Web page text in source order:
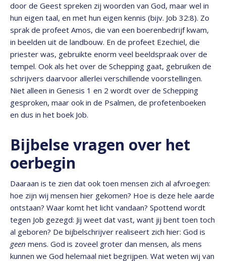
door de Geest spreken zij woorden van God, maar wel in
hun eigen taal, en met hun eigen kennis (bijv. Job 32:8). Zo
sprak de profeet Amos, die van een boerenbedrijf kwam,
in beelden uit de landbouw. En de profeet Ezechiel, die
priester was, gebruikte enorm veel beeldspraak over de
tempel. Ook als het over de Schepping gaat, gebruiken de
schrijvers daarvoor allerlei verschillende voorstellingen.
Niet alleen in Genesis 1 en 2 wordt over de Schepping
gesproken, maar ook in de Psalmen, de profetenboeken
en dus in het boek Job.
Bijbelse vragen over het
oerbegin
Daaraan is te zien dat ook toen mensen zich al afvroegen:
hoe zijn wij mensen hier gekomen? Hoe is deze hele aarde
ontstaan? Waar komt het licht vandaan? Spottend wordt
tegen Job gezegd: Jij weet dat vast, want jij bent toen toch
al geboren? De bijbelschrijver realiseert zich hier: God is
geen mens. God is zoveel groter dan mensen, als mens
kunnen we God helemaal niet begrijpen. Wat weten wij van